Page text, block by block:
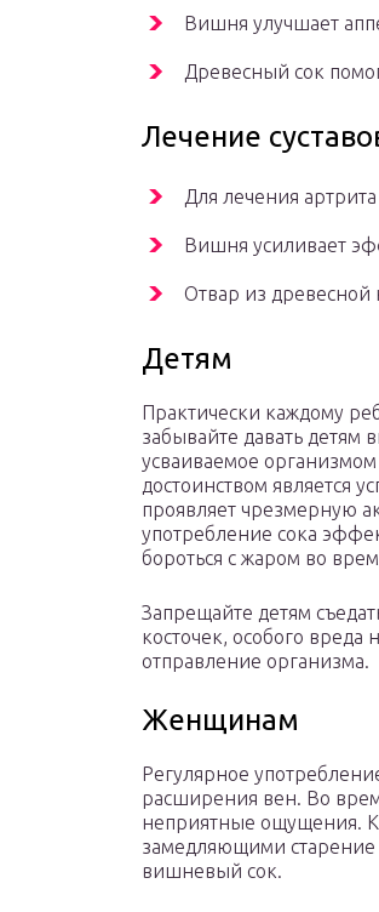
Вишня улучшает
Древесный сок
Лечение
Для лечения
Вишня усиливает
Отвар из древесной
Детям
Практически каждому
забывайте давать
усваиваемое
достоинством является
проявляет чрезмерную
употребление сока
бороться с жаром во
Запрещайте детям
косточек, особого вреда
отправление организма.
Женщинам
Регулярное
расширения вен. Во
неприятные ощущения.
замедляющими старение
вишневый сок.